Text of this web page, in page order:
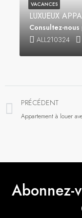
ALL210324
Consultez-
VACANCES
PRÉCÉDENT
Abonnez-